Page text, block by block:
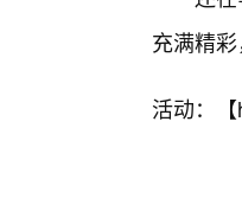
充满精
活动：【